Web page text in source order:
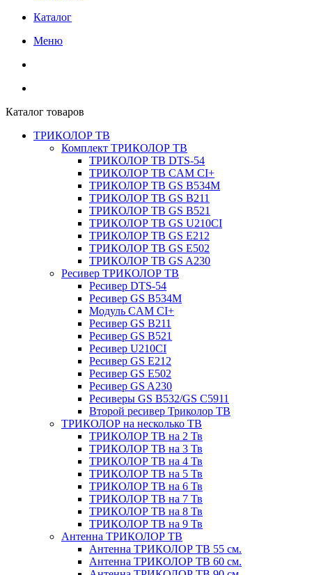
Каталог
Меню
Каталог товаров
ТРИКОЛОР ТВ
Комплект ТРИКОЛОР ТВ
ТРИКОЛОР ТВ DTS-54
ТРИКОЛОР ТВ CAM CI+
ТРИКОЛОР ТВ GS B534M
ТРИКОЛОР ТВ GS B211
ТРИКОЛОР ТВ GS B521
ТРИКОЛОР ТВ GS U210CI
ТРИКОЛОР ТВ GS E212
ТРИКОЛОР ТВ GS E502
ТРИКОЛОР ТВ GS A230
Ресивер ТРИКОЛОР ТВ
Ресивер DTS-54
Ресивер GS B534M
Модуль CAM CI+
Ресивер GS B211
Ресивер GS B521
Ресивер U210CI
Ресивер GS E212
Ресивер GS E502
Ресивер GS A230
Ресиверы GS B532/GS C5911
Второй ресивер Триколор ТВ
ТРИКОЛОР на несколько ТВ
ТРИКОЛОР ТВ на 2 Тв
ТРИКОЛОР ТВ на 3 Тв
ТРИКОЛОР ТВ на 4 Тв
ТРИКОЛОР ТВ на 5 Тв
ТРИКОЛОР ТВ на 6 Тв
ТРИКОЛОР ТВ на 7 Тв
ТРИКОЛОР ТВ на 8 Тв
ТРИКОЛОР ТВ на 9 Тв
Антенна ТРИКОЛОР ТВ
Антенна ТРИКОЛОР ТВ 55 см.
Антенна ТРИКОЛОР ТВ 60 см.